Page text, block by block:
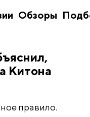
Обзоры
Китона
правило.